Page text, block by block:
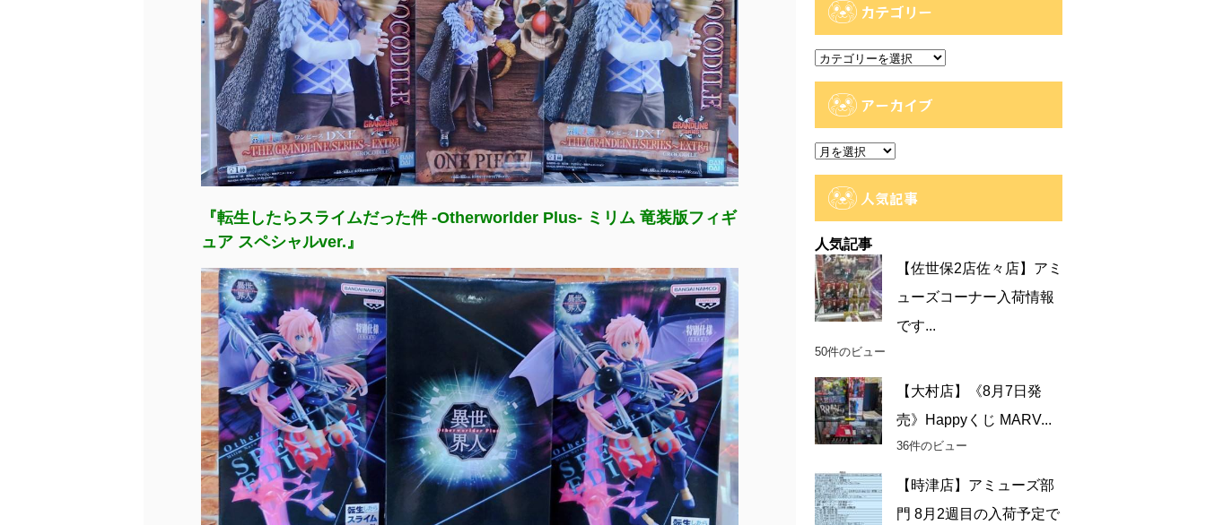
『転生したらスライムだった件 -Otherworlder Plus- ミリム 竜装版フィギ
ュア スペシャルver.』
カテゴリー
カ
アーカイブ
ア
人気記事
人気記事
【佐世保2店佐々店】アミ
ューズコーナー入荷情報
です...
50件のビュー
【大村店】《8月7日発
売》Happyくじ MARV...
36件のビュー
【時津店】アミューズ部
門 8月2週目の入荷予定で